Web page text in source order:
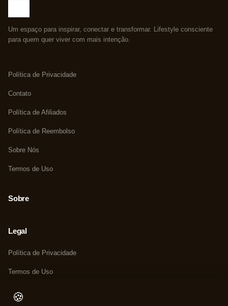
Um espaço para inspirar, conectar e transformar. Lifestyle consciente
para quem quer viver com mais intenção.
Política de Privacidade
Contato
Política de Afiliados
Política de Reembolso
Sobre Nós
Termos de Uso
Sobre
Legal
Política de Privacidade
Termos de Uso
Política de Cookies
🍪